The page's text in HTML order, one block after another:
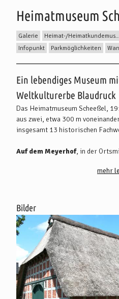
Heimatmuseum
Galerie Heimat-/
Infopunkt
Parkmöglichkeiten
Beschreibung
Ein lebendiges Museum
Weltkulturerbe Blaudruck
Das Heimatmuseum Scheeßel,
aus zwei, etwa 300 m
insgesamt 13 historischen
Auf dem Meyerhof, in der
Weberei besichtigt werden. Seit
gibt es auch eine Blaudrucktour,
Kunstgewerbehaus, einer 1908
sind wechselnde
Auf dem Heimathausgelände,
die bäuerliche Wohn- und
dokumentiert. Dieses Gelände
lebendiges Museum und zeigt
vergessener Zeiten. Alle
mehr
Bilder